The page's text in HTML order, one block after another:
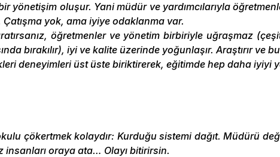
yönetişim oluşur. Yani müdür ve yardımcılarıyla
yok, ama iyiye odaklanma var.
öğretmenler ve yönetim birbiriyle uğraşmaz
bırakılır), iyi ve kalite üzerinde yoğunlaşır. Araştırır ve
deneyimleri üst üste biriktirerek, eğitimde hep daha iyiyi
çökertmek kolaydır: Kurduğu sistemi dağıt. Müdürü
insanları oraya ata… Olayı bitirirsin.